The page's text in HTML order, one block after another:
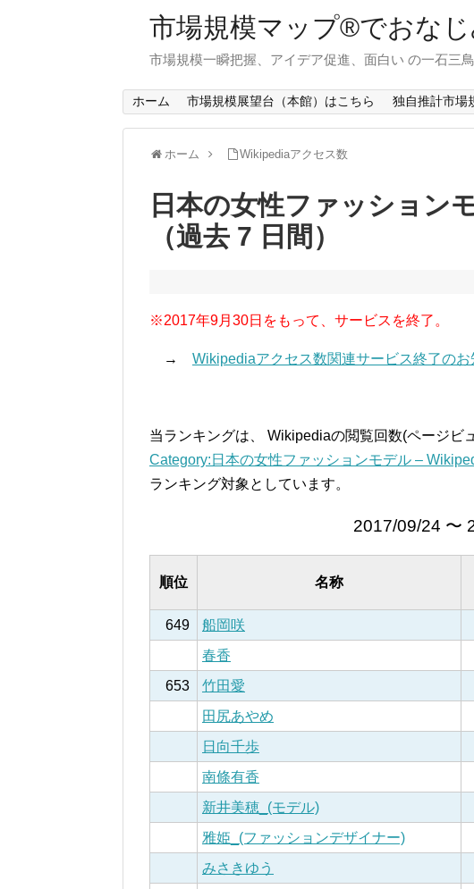
市場規模マップ®でおなじ
市場規模一瞬把握、アイデア促進、面白い の一石三
ホーム 市場規模展望台（本館）はこちら 独自推計市場
ホーム Wikipediaアクセス数
日本の女性ファッション
（過去 7 日間）
※2017年9月30日をもって、サービスを終了。
→ Wikipediaアクセス数関連サービス終了のお
当ランキングは、 Wikipediaの閲覧回数(ページビ
Category:日本の女性ファッションモデル –
ランキング対象としています。
2017/09/24 〜
順位 名称
649
船岡咲
春香
653
竹田愛
田尻あやめ
日向千歩
南條有香
新井美穂_(モデル)
雅姫_(ファッションデザイナー)
みさきゆう